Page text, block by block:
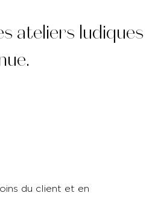
ateliers ludiques
du client et en